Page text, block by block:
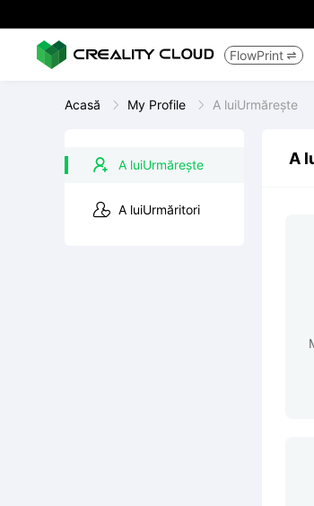
FlowPrint 
Acasă My Profile A luiUrmărește
A luiUrmărește
A luiUrmăritori
A